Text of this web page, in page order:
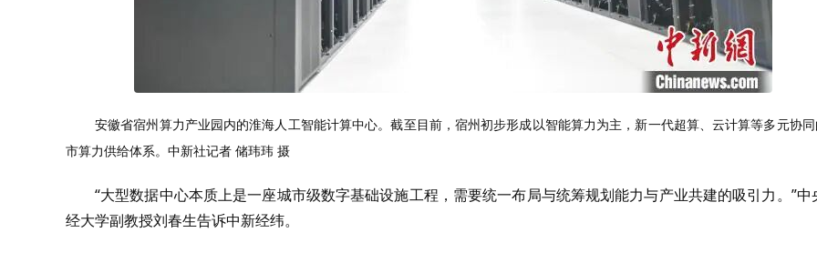
安徽省宿州算力产业园内的淮海人工智能计算中心。截至目前，宿州初步形成以智能算力为主，新一代超算、云计算等多元协
市算力供给体系。中新社记者 储玮玮 摄
“大型数据中心本质上是一座城市级数字基础设施工程，需要统一布局与统筹规划能力与产业共建的吸引力。”中
经大学副教授刘春生告诉中新经纬。